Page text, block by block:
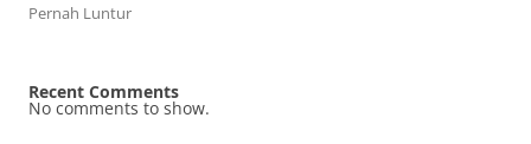
Pernah Luntur
Recent Comments
No comments to show.